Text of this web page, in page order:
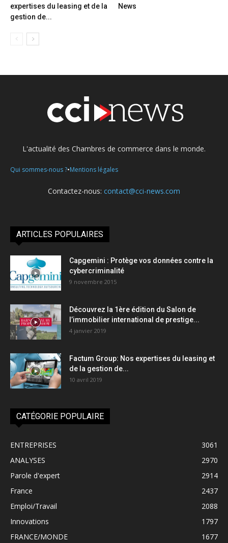
expertises du leasing et de la
gestion de...
News
L'actualité des Chambres de commerce dans le monde.
Qui sommes-nous ?•Mentions légales
Contactez-nous: contact@cci-news.com
ARTICLES POPULAIRES
Capgemini : Protège vos données contre la
cybercriminalité
9 novembre 2015
Découvrez la 1ère édition du Salon de
l’immobilier international de prestige...
4 janvier 2019
Factum Group: Nos expertises du leasing et
de la gestion de...
10 avril 2019
CATÉGORIE POPULAIRE
ENTREPRISES
3061
ANALYSES
2970
Parole d'expert
2914
France
2437
Emploi/Travail
2088
Innovations
1797
FRANCE/MONDE
1677